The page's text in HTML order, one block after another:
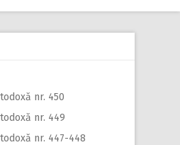
nr. 450
nr. 449
nr. 447-448